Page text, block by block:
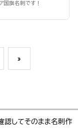
国旗名刺です！
»
認してそのまま名刺作